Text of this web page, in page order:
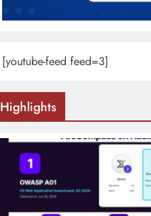
[youtube-feed feed=3]
Highlights